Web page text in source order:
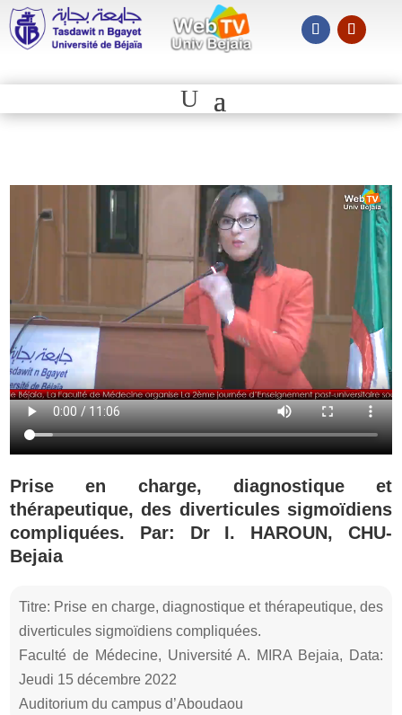
Prise en charge, diagnostique et
thérapeutique, des diverticules sigmoïdiens
compliquées. Par: Dr I. HAROUN, CHU-
Bejaia
Titre: Prise en charge, diagnostique et thérapeutique, des
diverticules sigmoïdiens compliquées.
Faculté de Médecine, Université A. MIRA Bejaia, Data:
Jeudi 15 décembre 2022
Auditorium du campus d’Aboudaou